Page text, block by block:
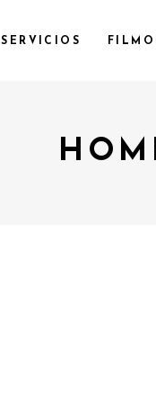
SERVICIOS